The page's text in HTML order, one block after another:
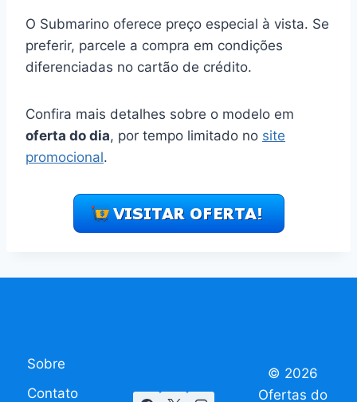
O Submarino oferece preço especial à vista. Se
preferir, parcele a compra em condições
diferenciadas no cartão de crédito.
Confira mais detalhes sobre o modelo em
oferta do dia, por tempo limitado no site
promocional.
Sobre
Contato
© 2026
Ofertas do